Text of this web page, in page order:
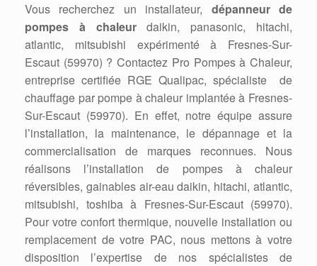
Vous recherchez un installateur, dépanneur de
pompes à chaleurdaikin, panasonic, hitachi,
atlantic, mitsubishi expérimenté à Fresnes-Sur-
Escaut (59970) ? Contactez Pro Pompes à Chaleur,
entreprise certifiée RGE Qualipac, spécialiste de
chauffage par pompe à chaleur implantée à Fresnes-
Sur-Escaut (59970). En effet, notre équipe assure
l’installation, la maintenance, le dépannage et la
commercialisation de marques reconnues. Nous
réalisons l’installation de pompes à chaleur
réversibles, gainables air-eau daikin, hitachi, atlantic,
mitsubishi, toshiba à Fresnes-Sur-Escaut (59970).
Pour votre confort thermique, nouvelle installation ou
remplacement de votre PAC, nous mettons à votre
disposition l’expertise de nos spécialistes de